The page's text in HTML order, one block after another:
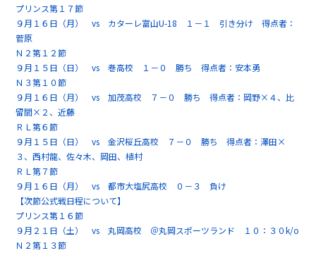
プリンス第１７節
９月１６日（月） vs カターレ富山U-18 １－１ 引き分け 得点者：
菅原
Ｎ２第１２節
９月１５日（日） vs 巻高校 １－０ 勝ち 得点者：安本勇
Ｎ３第１０節
９月１６日（月） vs 加茂高校 ７－０ 勝ち 得点者：岡野×４、比
留間×２、近藤
ＲＬ第６節
９月１５日（日） vs 金沢桜丘高校 ７－０ 勝ち 得点者：澤田×
３、西村龍、佐々木、岡田、植村
ＲＬ第７節
９月１６日（月） vs 都市大塩尻高校 ０－３ 負け
【次節公式戦日程について】
プリンス第１６節
９月２１日（土） vs 丸岡高校 ＠丸岡スポーツランド １０：３０k/o
Ｎ２第１３節